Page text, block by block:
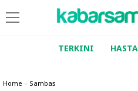
TERKINI
Home » Sambas